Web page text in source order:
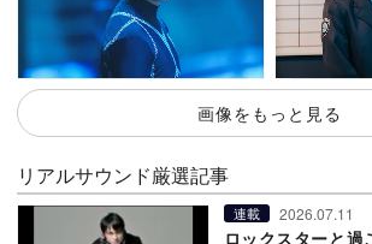
画像をもっと見る
リアルサウンド厳選記事
連載 2026.07.11
ロックスターと